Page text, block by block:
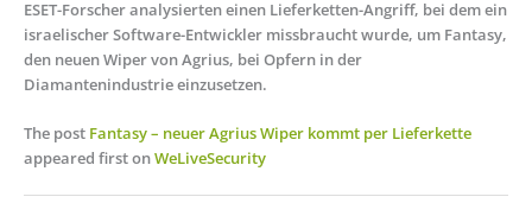
ESET-Forscher analysierten einen Lieferketten-Angriff, bei dem ein
israelischer Software-Entwickler missbraucht wurde, um Fantasy,
den neuen Wiper von Agrius, bei Opfern in der
Diamantenindustrie einzusetzen.
The post Fantasy – neuer Agrius Wiper kommt per Lieferkette
appeared first onWeLiveSecurity